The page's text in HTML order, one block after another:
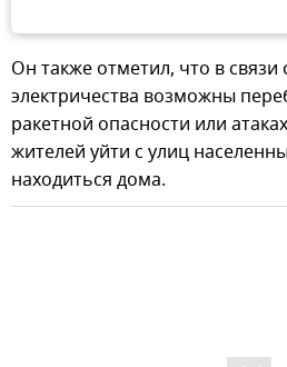
Он также отметил, что в связи
электричества возможны
ракетной опасности или
жителей уйти с улиц
находиться дома.